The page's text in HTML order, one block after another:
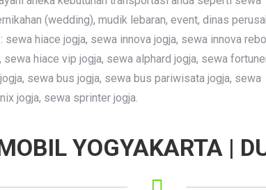
(wedding), mudik lebaran, event, dinas
hiace jogja, sewa innova jogja, sewa innova
hiace vip jogja, sewa alphard jogja, sewa
sewa bus jogja, sewa bus pariwisata jogja, sewa
jogja, sewa sprinter jogja.
YOGYAKARTA |